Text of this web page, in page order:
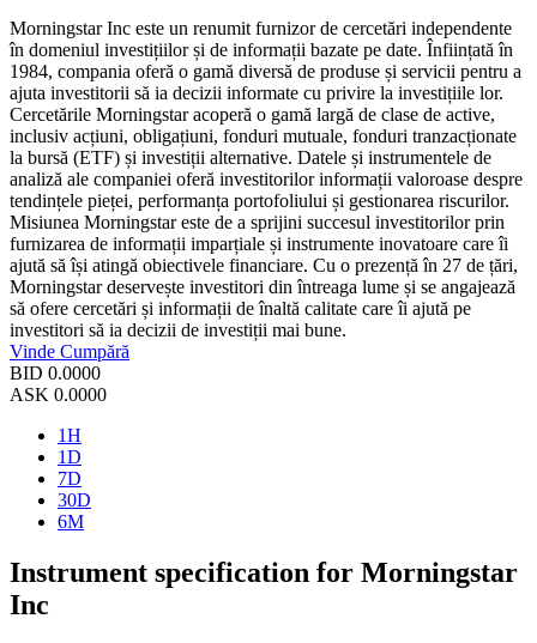
Morningstar Inc este un renumit furnizor de cercetări independente
în domeniul investițiilor și de informații bazate pe date. Înființată în
1984, compania oferă o gamă diversă de produse și servicii pentru a
ajuta investitorii să ia decizii informate cu privire la investițiile lor.
Cercetările Morningstar acoperă o gamă largă de clase de active,
inclusiv acțiuni, obligațiuni, fonduri mutuale, fonduri tranzacționate
la bursă (ETF) și investiții alternative. Datele și instrumentele de
analiză ale companiei oferă investitorilor informații valoroase despre
tendințele pieței, performanța portofoliului și gestionarea riscurilor.
Misiunea Morningstar este de a sprijini succesul investitorilor prin
furnizarea de informații imparțiale și instrumente inovatoare care îi
ajută să își atingă obiectivele financiare. Cu o prezență în 27 de țări,
Morningstar deservește investitori din întreaga lume și se angajează
să ofere cercetări și informații de înaltă calitate care îi ajută pe
investitori să ia decizii de investiții mai bune.
Vinde Cumpără
BID 0.0000
ASK 0.0000
1H
1D
7D
30D
6M
Instrument specification for Morningstar
Inc